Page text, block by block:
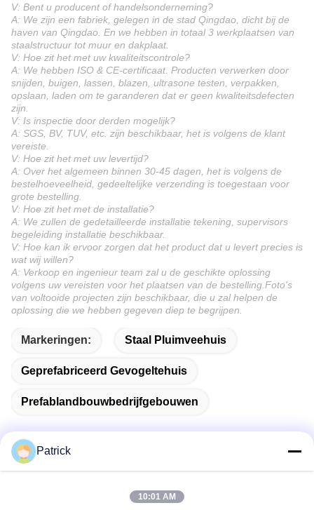
V: Bent u producent of handelsonderneming?
A: We zijn een fabriek, gelegen in de stad Qingdao, dicht bij de
haven van Qingdao. En we hebben in totaal 3 werkplaatsen van
staalstructuur tot muur en dakplaat.
V: Hoe zit het met uw kwaliteitscontrole?
A: We hebben ISO & CE-certificaat. Producten verwerken door
snijden, buigen, lassen, blazen, ultrasone testen, verpakken,
opslaan, laden om te garanderen dat er geen kwaliteitsdefecten
zijn.
V: Is inspectie door derden mogelijk?
A: SGS, BV, TUV, etc. zijn beschikbaar, het is volgens de klant
vereiste.
V: Hoe zit het met uw levertijd?
A: Over het algemeen binnen 30-45 dagen, het is volgens de
bestelhoeveelheid, gedeeltelijke verzending is toegestaan voor
grote bestelling.
V: Hoe zit het met de installatie?
A: We zullen de gedetailleerde installatie tekening, supervisors
begeleiding installatie beschikbaar.
V: Hoe kan ik ervoor zorgen dat het product dat u levert precies is
wat wij willen?
A: Verkoop en ingenieur team zal u de geschikte oplossing
volgens uw vereisten voor het plaatsen van de bestelling.Foto's
van voltooide projecten zijn beschikbaar, die u zal helpen de
oplossing die we hebben gegeven diep te begrijpen.
Markeringen: Staal Pluimveehuis
Geprefabriceerd Gevogeltehuis
Prefablandbouwbedrijfgebouwen
Patrick
10:01 AM